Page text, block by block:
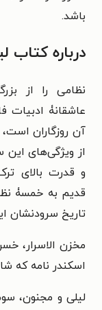
باشد.
درباره کتاب
نظامی را از
عاشقانۀ
آن روزگاران
از ویژگی‌های این
و قدرت بالای
قدیم به خمسۀ
تاریخ سرودنشان
مخزن الاسرار،
اسکندر نامه که
لیلی و مجنون،